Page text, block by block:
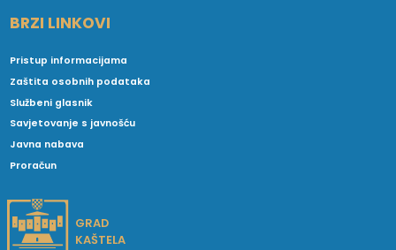
BRZI LINKOVI
Pristup informacijama
Zaštita osobnih podataka
Službeni glasnik
Savjetovanje s javnošću
Javna nabava
Proračun
GRAD
KAŠTELA